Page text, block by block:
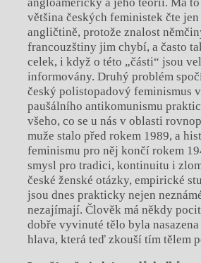
angloamerický a jeho teorii. Má
většina českých feministek čte
angličtině, protože znalost
francouzštiny jim chybí, a často
celek, i když o této „části“ jsou
informovány. Druhý problém
český polistopadový feminismus
paušálního antikomunismu
všeho, co se u nás v oblasti
muže stalo před rokem 1989, a
feminismu pro něj končí rokem
smysl pro tradici, kontinuitu i
české ženské otázky, empirické
jsou dnes prakticky nejen
nezajímají. Člověk má někdy
dobře vyvinuté tělo byla
hlava, která teď zkouší tím tělem